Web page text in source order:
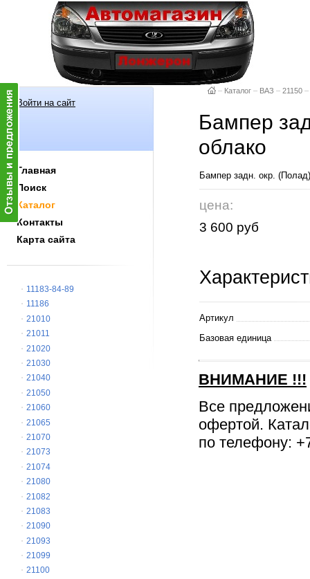
Войти на сайт
Главная
Поиск
Каталог
Контакты
Карта сайта
11183-84-89
11186
21010
21011
21020
21030
21040
21050
21060
21065
21070
21073
21074
21080
21082
21083
21090
21093
21099
21100
– Каталог – ВАЗ – 21150 –
Бампер
облако
Бампер задн. окр.
цена:
3 600 руб
Артикул
Базовая единица
ВНИМАНИЕ !!!
Все
офертой.
по телефону: